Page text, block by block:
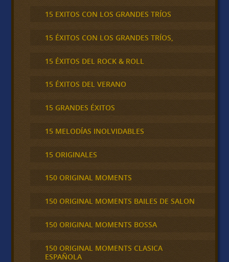
15 EXITOS CON LOS GRANDES TRÍOS
15 ÉXITOS CON LOS GRANDES TRÍOS,
15 ÉXITOS DEL ROCK & ROLL
15 ÉXITOS DEL VERANO
15 GRANDES ÉXITOS
15 MELODÍAS INOLVIDABLES
15 ORIGINALES
150 ORIGINAL MOMENTS
150 ORIGINAL MOMENTS BAILES DE SALON
150 ORIGINAL MOMENTS BOSSA
150 ORIGINAL MOMENTS CLASICA
ESPAÑOLA